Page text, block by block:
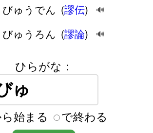
びゅうでん (謬伝) 🔊
びゅうろん (謬論) 🔊
ひらがな：
始まる で終わる